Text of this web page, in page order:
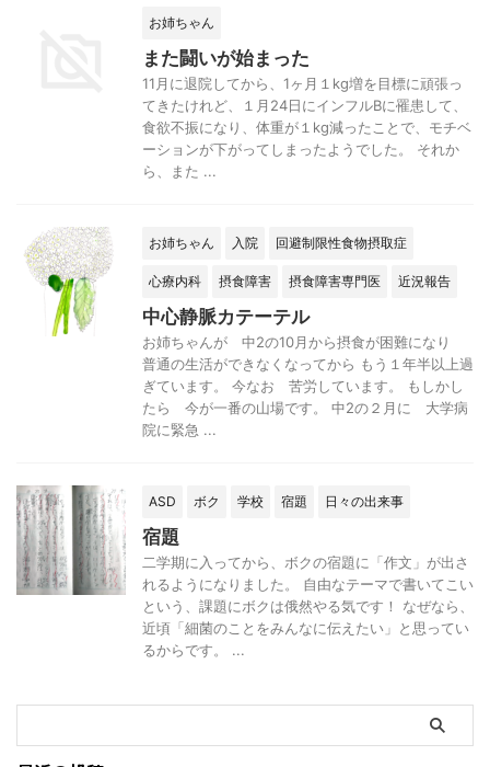
お姉ちゃん
また闘いが始まった
11月に退院してから、1ヶ月１kg増を目標に頑張っ
てきたけれど、１月24日にインフルBに罹患して、
食欲不振になり、体重が１kg減ったことで、モチベ
ーションが下がってしまったようでした。 それか
ら、また ...
お姉ちゃん 入院 回避制限性食物摂取症
心療内科 摂食障害 摂食障害専門医 近況報告
中心静脈カテーテル
お姉ちゃんが 中2の10月から摂食が困難になり
普通の生活ができなくなってから もう１年半以上過
ぎています。 今なお 苦労しています。 もしかし
たら 今が一番の山場です。 中2の２月に 大学病
院に緊急 ...
ASD ボク 学校 宿題 日々の出来事
宿題
二学期に入ってから、ボクの宿題に「作文」が出さ
れるようになりました。 自由なテーマで書いてこい
という、課題にボクは俄然やる気です！ なぜなら、
近頃「細菌のことをみんなに伝えたい」と思ってい
るからです。 ...